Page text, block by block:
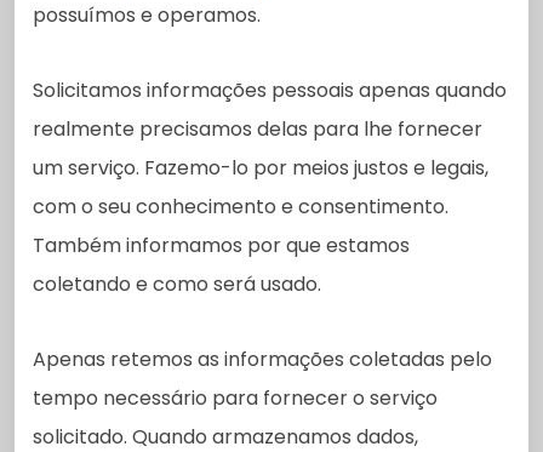
possuímos e operamos.
Solicitamos informações pessoais apenas quando
realmente precisamos delas para lhe fornecer
um serviço. Fazemo-lo por meios justos e legais,
com o seu conhecimento e consentimento.
Também informamos por que estamos
coletando e como será usado.
Apenas retemos as informações coletadas pelo
tempo necessário para fornecer o serviço
solicitado. Quando armazenamos dados,